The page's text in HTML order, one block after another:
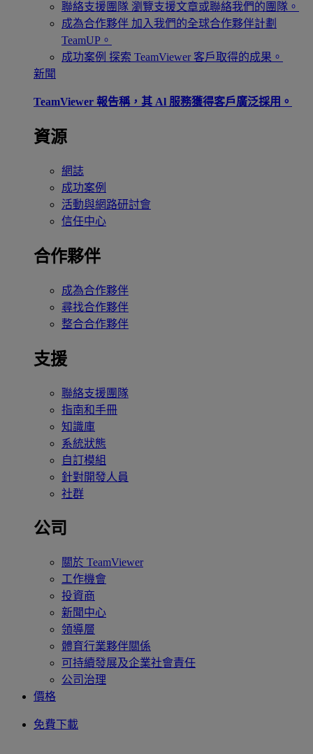
聯絡支援團隊 瀏覽支援文章或聯絡我們的團隊。
成為合作夥伴 加入我們的全球合作夥伴計劃
TeamUP。
成功案例 探索 TeamViewer 客戶取得的成果。
新聞
TeamViewer 報告稱，其 Al 服務獲得客戶廣泛採用。
資源
網誌
成功案例
活動與網路研討會
信任中心
合作夥伴
成為合作夥伴
尋找合作夥伴
整合合作夥伴
支援
聯絡支援團隊
指南和手冊
知識庫
系統狀態
自訂模組
針對開發人員
社群
公司
關於 TeamViewer
工作機會
投資商
新聞中心
領導層
體育行業夥伴關係
可持續發展及企業社會責任
公司治理
價格
免費下載